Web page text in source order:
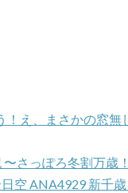
！え、まさかの窓
〜さっぽろ冬割万
空 ANA4929 新千